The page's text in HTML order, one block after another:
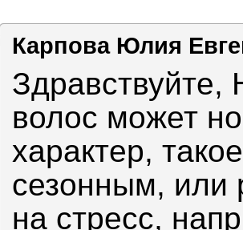
Карпова Юлия
волос может
характер,
сезонным, или
на стресс,